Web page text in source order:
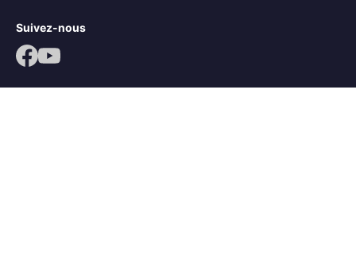
Suivez-nous